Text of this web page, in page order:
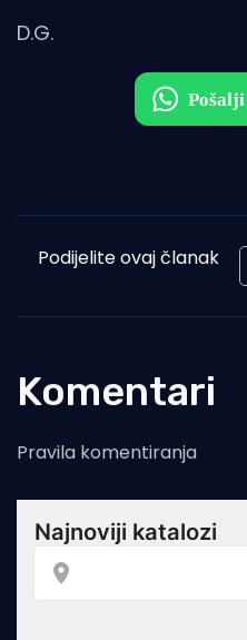
D.G.
Podijelite ovaj članak
Komentari
Pravila komentiranja